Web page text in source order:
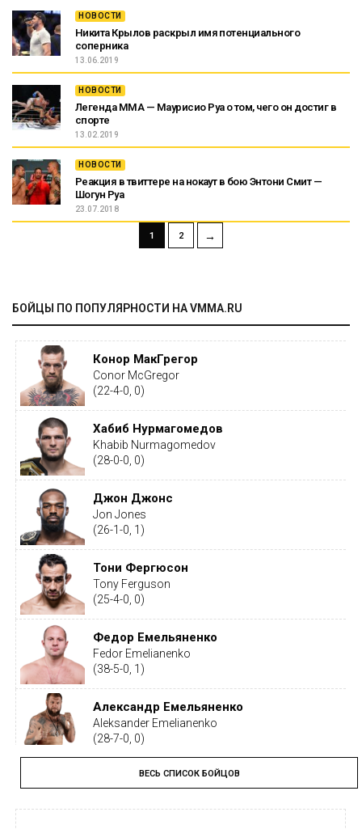
НОВОСТИ
Никита Крылов раскрыл имя потенциального
соперника
13.06.2019
НОВОСТИ
Легенда ММА — Маурисио Руа о том, чего он достиг в
спорте
13.02.2019
НОВОСТИ
Реакция в твиттере на нокаут в бою Энтони Смит —
Шогун Руа
23.07.2018
1 2 →
БОЙЦЫ ПО ПОПУЛЯРНОСТИ НА VMMA.RU
Конор МакГрегор
Conor McGregor
(22-4-0, 0)
Хабиб Нурмагомедов
Khabib Nurmagomedov
(28-0-0, 0)
Джон Джонс
Jon Jones
(26-1-0, 1)
Тони Фергюсон
Tony Ferguson
(25-4-0, 0)
Федор Емельяненко
Fedor Emelianenko
(38-5-0, 1)
Александр Емельяненко
Aleksander Emelianenko
(28-7-0, 0)
Тайрон Вудли
Tyron Woodley
(19-5-1, 0)
ВЕСЬ СПИСОК БОЙЦОВ